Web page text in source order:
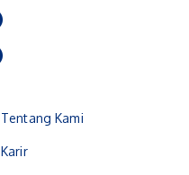
Tentang Kami
Karir